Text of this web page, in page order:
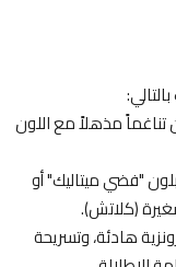
مذهلاً مع اللون
"فضي ميتاليك" أو
(كلاتش).
هادئة، وتسريحة